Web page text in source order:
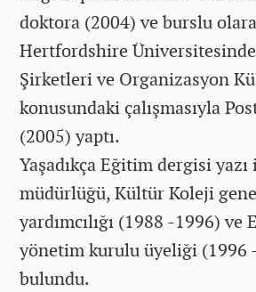
doktora (2004) ve burslu
Hertfordshire
Şirketleri ve Organizasyon
konusundaki çalışmasıyla
(2005) yaptı.
Yaşadıkça Eğitim dergisi
müdürlüğü, Kültür Koleji
yardımcılığı (1988 -1996)
yönetim kurulu üyeliği (1996
bulundu.